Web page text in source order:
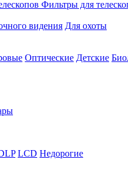
Фильтры для
видения Для охоты
Оптические Детские
LCD Недорогие